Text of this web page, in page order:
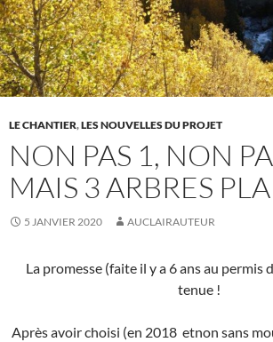
LE CHANTIER,LES NOUVELLES DU PROJET
NON PAS 1, NON
MAIS 3 ARBRES
5 JANVIER 2020 AUCLAIRAUTEUR
La promesse (faite il y a 6 ans au permis
tenue !
Après avoir choisi (en 2018 etnon sans